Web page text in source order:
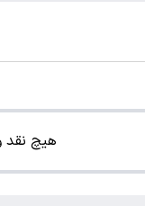
هیچ نقد